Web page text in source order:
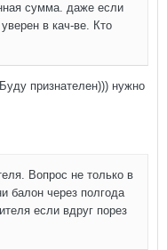
сумма. даже если
в кач-ве. Кто
признателен))) нужно
Вопрос не только в
балон через полгода
если вдруг порез